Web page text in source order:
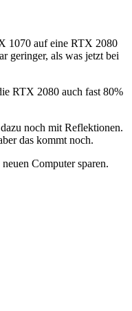
1070 auf eine RTX 2080
geringer, als was jetzt bei
RTX 2080 auch fast 80%
noch mit Reflektionen.
das kommt noch.
Computer sparen.